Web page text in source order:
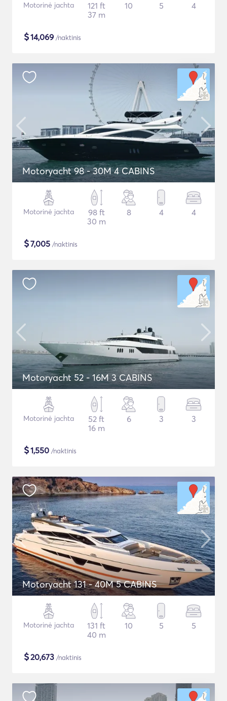
Motorinė jachta
121 ft
37 m
10 5 4
$14,069 /naktinis
Motoryacht 98 - 30M 4 CABINS
Motorinė jachta
98 ft
30 m
8 4 4
$7,005 /naktinis
Motoryacht 52 - 16M 3 CABINS
Motorinė jachta
52 ft
16 m
6 3 3
$1,550 /naktinis
Motoryacht 131 - 40M 5 CABINS
Motorinė jachta
131 ft
40 m
10 5 5
$20,673 /naktinis